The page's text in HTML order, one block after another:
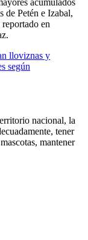
de Petén e Izabal,
reportado en
lloviznas y
según
nacional, la
tener
mantener